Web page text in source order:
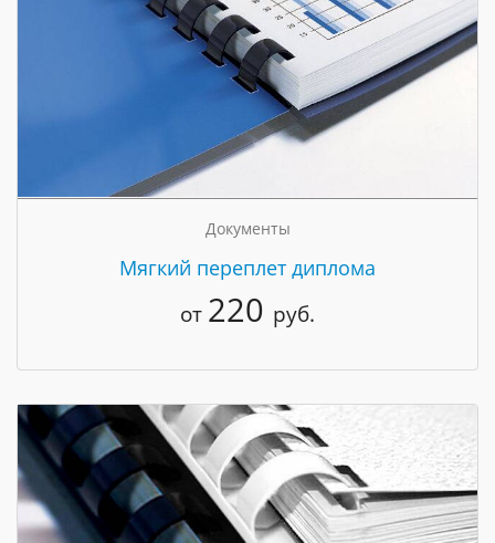
Документы
Мягкий переплет диплома
от 220 руб.